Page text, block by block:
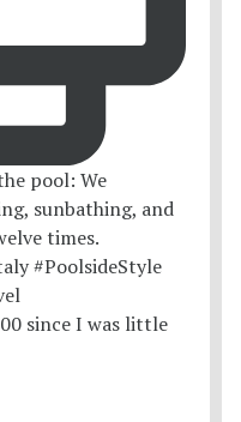
since I was little